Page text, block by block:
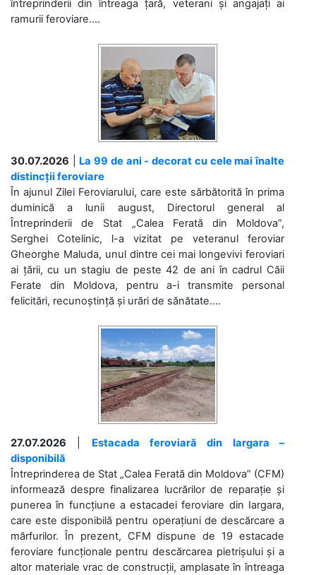
întreprinderii din întreaga țară, veterani și angajați ai
ramurii feroviare....
30.07.2026
La 99 de ani - decorat cu cele mai înalte
distincții feroviare
În ajunul Zilei Feroviarului, care este sărbătorită în prima
duminică a lunii august, Directorul general al
Întreprinderii de Stat „Calea Ferată din Moldova”,
Serghei Cotelinic, l-a vizitat pe veteranul feroviar
Gheorghe Maluda, unul dintre cei mai longevivi feroviari
ai țării, cu un stagiu de peste 42 de ani în cadrul Căii
Ferate din Moldova, pentru a-i transmite personal
felicitări, recunoștință și urări de sănătate....
27.07.2026
Estacada feroviară din Iargara –
disponibilă
Întreprinderea de Stat „Calea Ferată din Moldova” (CFM)
informează despre finalizarea lucrărilor de reparație și
punerea în funcțiune a estacadei feroviare din Iargara,
care este disponibilă pentru operațiuni de descărcare a
mărfurilor. În prezent, CFM dispune de 19 estacade
feroviare funcționale pentru descărcarea pietrișului și a
altor materiale vrac de construcții, amplasate în întreaga